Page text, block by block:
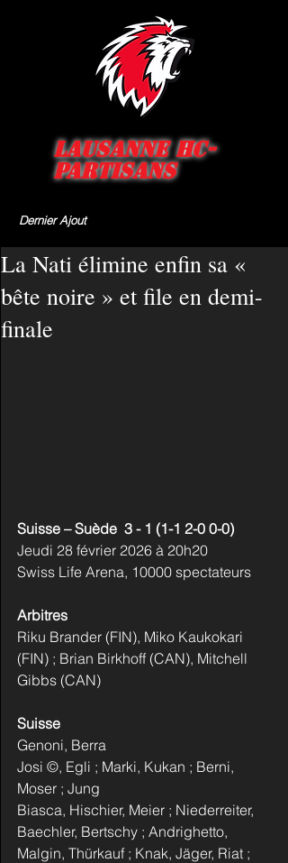
Lausanne HC-
Partisans
Dernier Ajout
La Nati élimine enfin sa «
bête noire » et file en demi-
finale
Suisse – Suède  3 - 1 (1-1 2-0 0-0)
Jeudi 28 février 2026 à 20h20
Swiss Life Arena, 10000 spectateurs
Arbitres
Riku Brander (FIN), Miko Kaukokari
(FIN) ; Brian Birkhoff (CAN), Mitchell
Gibbs (CAN)
Suisse
Genoni, Berra
Josi ©, Egli ; Marki, Kukan ; Berni,
Moser ; Jung
Biasca, Hischier, Meier ; Niederreiter,
Baechler, Bertschy ; Andrighetto,
Malgin, Thürkauf ; Knak, Jäger, Riat ;